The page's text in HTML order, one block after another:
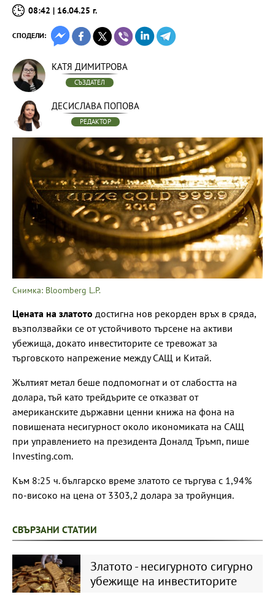
08:42 | 16.04.25 г.
СПОДЕЛИ:
КАТЯ ДИМИТРОВА
СЪЗДАТЕЛ
ДЕСИСЛАВА ПОПОВА
РЕДАКТОР
Снимка: Bloomberg L.P.
Цената на златото достигна нов рекорден връх в сряда,
възползвайки се от устойчивото търсене на активи
убежища, докато инвеститорите се тревожат за
търговското напрежение между САЩ и Китай.
Жълтият метал беше подпомогнат и от слабостта на
долара, тъй като трейдърите се отказват от
американските държавни ценни книжа на фона на
повишената несигурност около икономиката на САЩ
при управлението на президента Доналд Тръмп, пише
Investing.com.
Към 8:25 ч. българско време златото се търгува с 1,94%
по-високо на цена от 3303,2 долара за тройунция.
СВЪРЗАНИ СТАТИИ
Златото - несигурното сигурно
убежище на инвеститорите